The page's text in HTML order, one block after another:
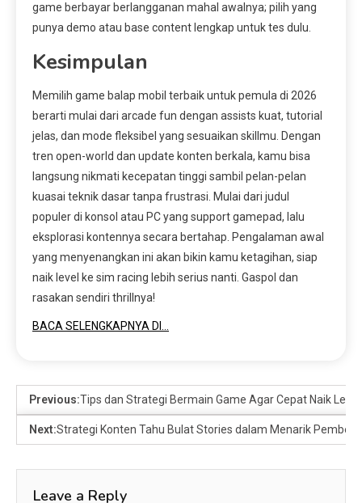
game berbayar berlangganan mahal awalnya; pilih yang
punya demo atau base content lengkap untuk tes dulu.
Kesimpulan
Memilih game balap mobil terbaik untuk pemula di 2026
berarti mulai dari arcade fun dengan assists kuat, tutorial
jelas, dan mode fleksibel yang sesuaikan skillmu. Dengan
tren open-world dan update konten berkala, kamu bisa
langsung nikmati kecepatan tinggi sambil pelan-pelan
kuasai teknik dasar tanpa frustrasi. Mulai dari judul
populer di konsol atau PC yang support gamepad, lalu
eksplorasi kontennya secara bertahap. Pengalaman awal
yang menyenangkan ini akan bikin kamu ketagihan, siap
naik level ke sim racing lebih serius nanti. Gaspol dan
rasakan sendiri thrillnya!
BACA SELENGKAPNYA DI…
Previous:Tips dan Strategi Bermain Game Agar Cepat Naik Level
Next:Strategi Konten Tahu Bulat Stories dalam Menarik Pembeli
Leave a Reply